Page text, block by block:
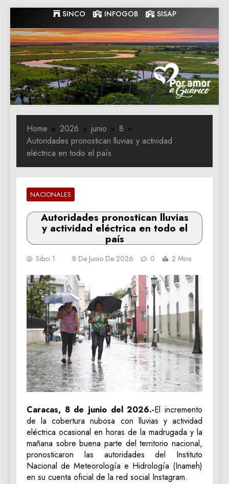
to
content
SINCO INFOGOB SISAP
Gobernacion
de Guarico
Gobernacion de Guarico
Home 2026 junio
8
Autoridades pronostican lluvias y actividad
eléctrica en todo el país
NACIONALES
Autoridades pronostican lluvias
y actividad eléctrica en todo el
país
Sibci 1 8 De Junio De 2026 0 2 Mins
Caracas, 8 de junio del 2026.-El incremento
de la cobertura nubosa con lluvias y actividad
eléctrica ocasional en horas de la madrugada y la
mañana sobre buena parte del territorio nacional,
pronosticaron las autoridades del Instituto
Nacional de Meteorología e Hidrología (Inameh)
en su cuenta oficial de la red social Instagram.